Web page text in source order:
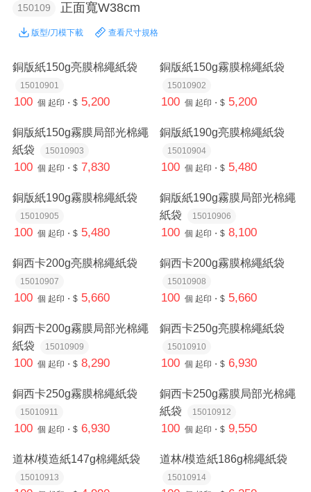
150109 正面寬W38cm
版型/刀模下載 查看尺寸規格
銅版紙150g亮膜棉繩紙袋
15010901
100 個 起印・$ 5,200
銅版紙150g霧膜棉繩紙袋
15010902
100 個 起印・$ 5,200
銅版紙150g霧膜局部光棉繩
紙袋
15010903
100 個 起印・$ 7,830
銅版紙190g亮膜棉繩紙袋
15010904
100 個 起印・$ 5,480
銅版紙190g霧膜棉繩紙袋
15010905
100 個 起印・$ 5,480
銅版紙190g霧膜局部光棉繩
紙袋
15010906
100 個 起印・$ 8,100
銅西卡200g亮膜棉繩紙袋
15010907
100 個 起印・$ 5,660
銅西卡200g霧膜棉繩紙袋
15010908
100 個 起印・$ 5,660
銅西卡200g霧膜局部光棉繩
紙袋
15010909
100 個 起印・$ 8,290
銅西卡250g亮膜棉繩紙袋
15010910
100 個 起印・$ 6,930
銅西卡250g霧膜棉繩紙袋
15010911
100 個 起印・$ 6,930
銅西卡250g霧膜局部光棉繩
紙袋
15010912
100 個 起印・$ 9,550
道林/模造紙147g棉繩紙袋
15010913
道林/模造紙186g棉繩紙袋
15010914